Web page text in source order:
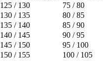
125 / 130 75 / 80
130 / 135 80 / 85
135 / 140 85 / 90
140 / 145 90 / 95
145 / 150 95 / 100
150 / 155 100 / 105